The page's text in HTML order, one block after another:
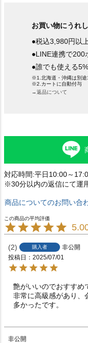
お買い物にうれ
●税込3,980円以
●LINE連携で200
●誰でも使える
※1.北海道・沖縄は別
※2.カートに自動付与
→返品について
対応時間:平日10:00～
※30分以内の返信にて運
商品についてのお問い合
2 購入者
非公開
投稿日
2025/07/01
艶がいいのでおすすめ
非常に高級感があり、
多かったです。
非公開